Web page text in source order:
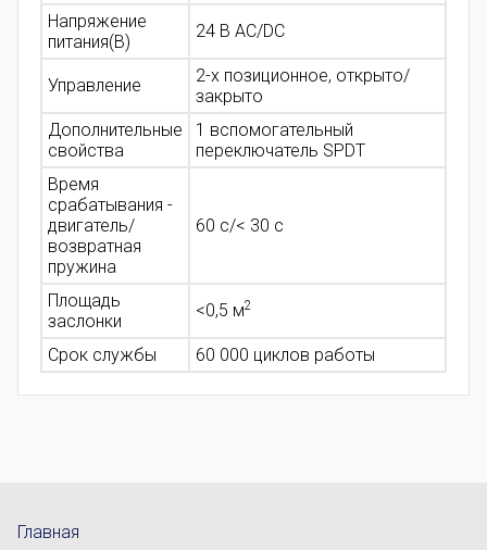
Напряжение
питания(В)
24 В AC/DC
Управление
2-х позиционное, открыто/
закрыто
Дополнительные
свойства
1 вспомогательный
переключатель SPDT
Время
срабатывания -
двигатель/
возвратная
пружина
60 с/< 30 с
Площадь
заслонки
<0,5 м2
Срок службы 60 000 циклов работы
Главная